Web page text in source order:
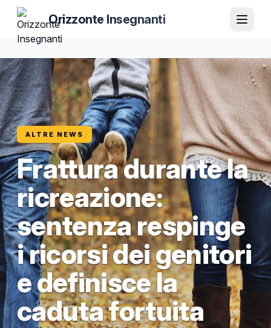
Orizzonte Insegnanti
ALTRE NEWS
Frattura durante la
ricreazione:
sentenza respinge
i ricorsi dei genitori
e definisce la
caduta fortuita